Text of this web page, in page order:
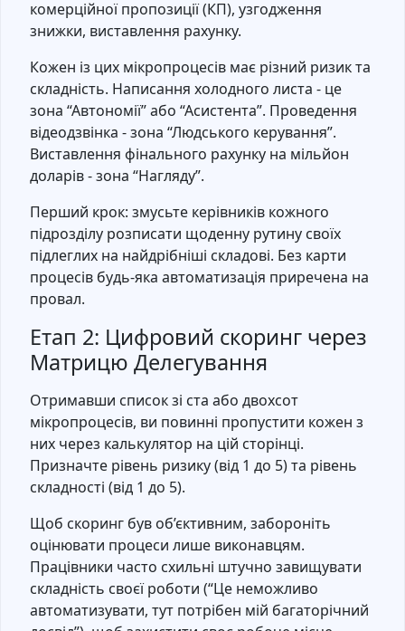
комерційної пропозиції (КП), узгодження
знижки, виставлення рахунку.
Кожен із цих мікропроцесів має різний ризик та
складність. Написання холодного листа - це
зона “Автономії” або “Асистента”. Проведення
відеодзвінка - зона “Людського керування”.
Виставлення фінального рахунку на мільйон
доларів - зона “Нагляду”.
Перший крок: змусьте керівників кожного
підрозділу розписати щоденну рутину своїх
підлеглих на найдрібніші складові. Без карти
процесів будь-яка автоматизація приречена на
провал.
Етап 2: Цифровий скоринг через
Матрицю Делегування
Отримавши список зі ста або двохсот
мікропроцесів, ви повинні пропустити кожен з
них через калькулятор на цій сторінці.
Призначте рівень ризику (від 1 до 5) та рівень
складності (від 1 до 5).
Щоб скоринг був об’єктивним, забороніть
оцінювати процеси лише виконавцям.
Працівники часто схильні штучно завищувати
складність своєї роботи (“Це неможливо
автоматизувати, тут потрібен мій багаторічний